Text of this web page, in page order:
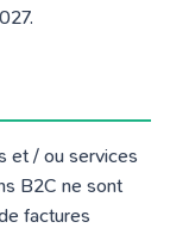
et / ou services
B2C ne sont
factures